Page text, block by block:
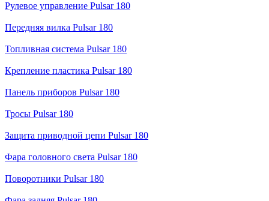
Рулевое управление Pulsar 180
Передняя вилка Pulsar 180
Топливная система Pulsar 180
Крепление пластика Pulsar 180
Панель приборов Pulsar 180
Тросы Pulsar 180
Защита приводной цепи Pulsar 180
Фара головного света Pulsar 180
Поворотники Pulsar 180